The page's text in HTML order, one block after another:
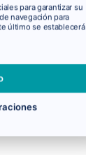
para garantizar su
navegación para
último se establecerá